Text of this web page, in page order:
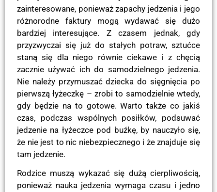
zainteresowane, ponieważ zapachy jedzenia i jego
różnorodne faktury mogą wydawać się dużo
bardziej interesujące. Z czasem jednak, gdy
przyzwyczai się już do stałych potraw, sztućce
staną się dla niego równie ciekawe i z chęcią
zacznie używać ich do samodzielnego jedzenia.
Nie należy przymuszać dziecka do sięgnięcia po
pierwszą łyżeczkę – zrobi to samodzielnie wtedy,
gdy będzie na to gotowe. Warto także co jakiś
czas, podczas wspólnych posiłków, podsuwać
jedzenie na łyżeczce pod buźkę, by nauczyło się,
że nie jest to nic niebezpiecznego i że znajduje się
tam jedzenie.
Rodzice muszą wykazać się dużą cierpliwością,
ponieważ nauka jedzenia wymaga czasu i jedno